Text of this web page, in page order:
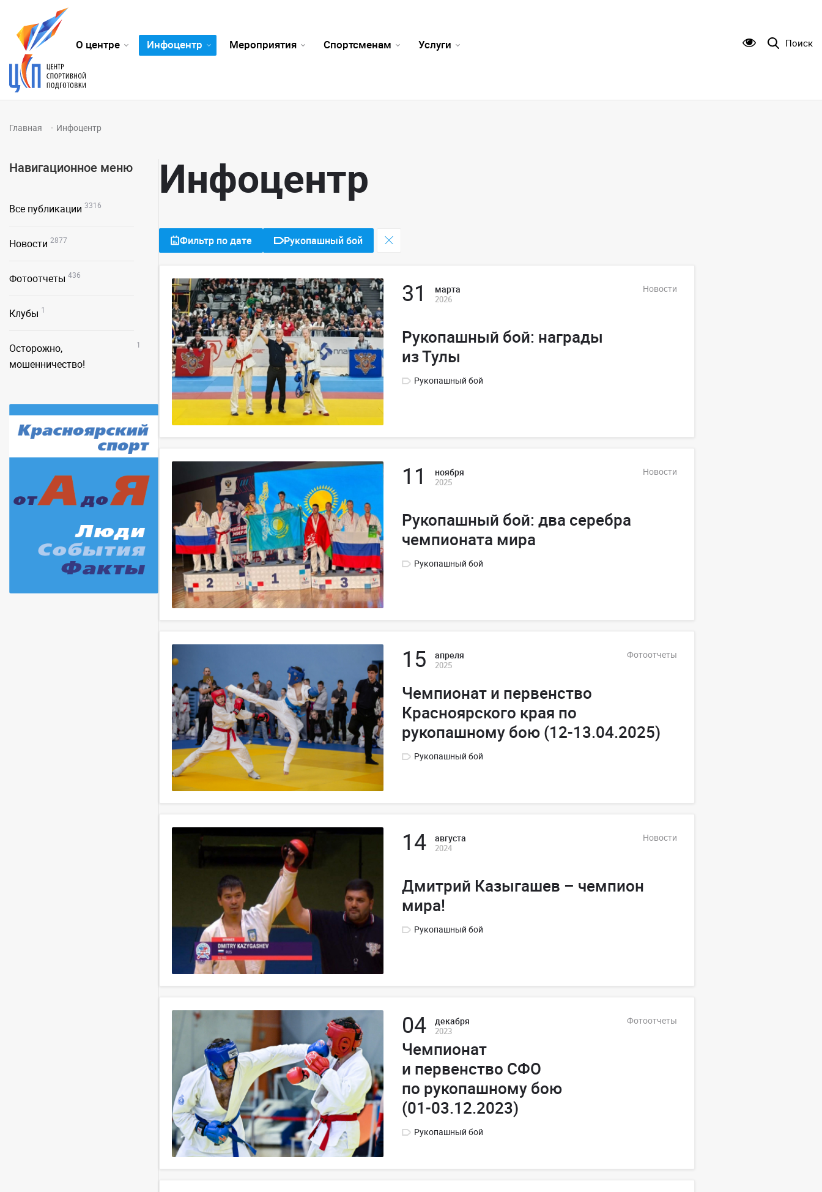
О центре Инфоцентр Мероприятия Спортсменам Услуги Поиск
Главная Инфоцентр
Навигационное меню
Все публикации 3316
Новости 2877
Фотоотчеты 436
Клубы 1
Осторожно,
мошенничество!
1
Инфоцентр
Фильтр по дате Рукопашный бой
31 марта
2026
Новости
Рукопашный бой: награды
из Тулы
Рукопашный бой
11 ноября
2025
Новости
Рукопашный бой: два серебра
чемпионата мира
Рукопашный бой
15 апреля
2025
Фотоотчеты
Чемпионат и первенство
Красноярского края по
рукопашному бою (12-13.04.2025)
Рукопашный бой
14 августа
2024
Новости
Дмитрий Казыгашев – чемпион
мира!
Рукопашный бой
04 декабря
2023
Фотоотчеты
Чемпионат
и первенство СФО
по рукопашному бою
(01-03.12.2023)
Рукопашный бой